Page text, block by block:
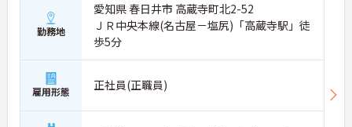
勤務地
愛知県 春日井市 高蔵寺町北2-52
ＪＲ中央本線(名古屋－塩尻)「高蔵寺駅」徒
歩5分
雇用形態 正社員(正職員)